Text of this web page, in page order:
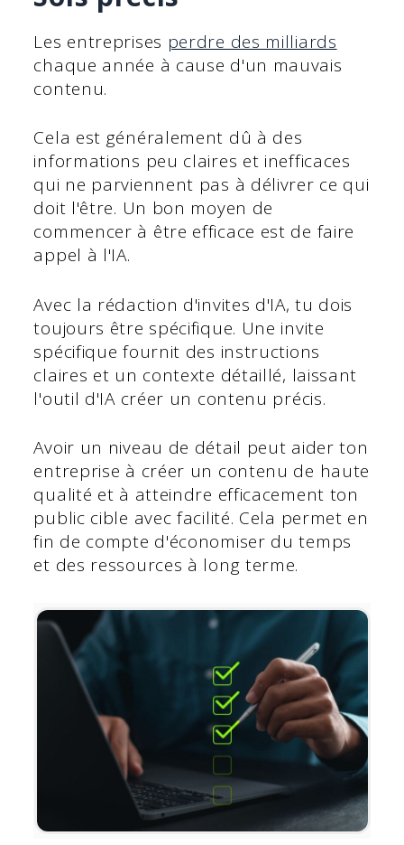
Les entreprises perdre des milliards
chaque année à cause d'un mauvais
contenu.
Cela est généralement dû à des
informations peu claires et inefficaces
qui ne parviennent pas à délivrer ce qui
doit l'être. Un bon moyen de
commencer à être efficace est de faire
appel à l'IA.
Avec la rédaction d'invites d'IA, tu dois
toujours être spécifique. Une invite
spécifique fournit des instructions
claires et un contexte détaillé, laissant
l'outil d'IA créer un contenu précis.
Avoir un niveau de détail peut aider ton
entreprise à créer un contenu de haute
qualité et à atteindre efficacement ton
public cible avec facilité. Cela permet en
fin de compte d'économiser du temps
et des ressources à long terme.